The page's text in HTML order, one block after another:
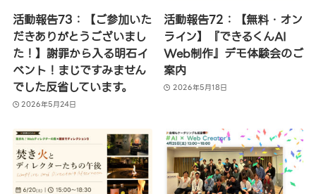
活動報告73：【ご参加いた
だきありがとうございまし
た！】謝罪から入る明石イ
ベント！まじですみません
でした反省しています。
2026年5月24日
活動報告72：【無料・オン
ライン】『できるくんAI
Web制作』デモ体験会のご
案内
2026年5月18日